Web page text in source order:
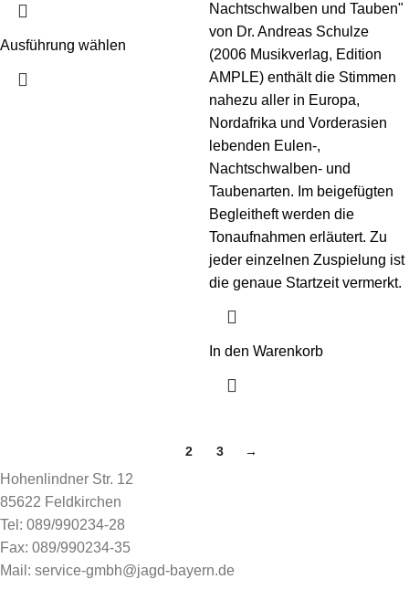
Ausführung wählen
Nachtschwalben und Tauben"
von Dr. Andreas Schulze
(2006 Musikverlag, Edition
AMPLE) enthält die Stimmen
nahezu aller in Europa,
Nordafrika und Vorderasien
lebenden Eulen-,
Nachtschwalben- und
Taubenarten. Im beigefügten
Begleitheft werden die
Tonaufnahmen erläutert. Zu
jeder einzelnen Zuspielung ist
die genaue Startzeit vermerkt.
In den Warenkorb
2 3 →
Hohenlindner Str. 12
85622 Feldkirchen
Tel: 089/990234-28
Fax: 089/990234-35
Mail: service-gmbh@jagd-bayern.de